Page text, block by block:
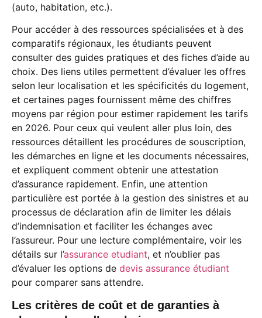
(auto, habitation, etc.).
Pour accéder à des ressources spécialisées et à des
comparatifs régionaux, les étudiants peuvent
consulter des guides pratiques et des fiches d’aide au
choix. Des liens utiles permettent d’évaluer les offres
selon leur localisation et les spécificités du logement,
et certaines pages fournissent même des chiffres
moyens par région pour estimer rapidement les tarifs
en 2026. Pour ceux qui veulent aller plus loin, des
ressources détaillent les procédures de souscription,
les démarches en ligne et les documents nécessaires,
et expliquent comment obtenir une attestation
d’assurance rapidement. Enfin, une attention
particulière est portée à la gestion des sinistres et au
processus de déclaration afin de limiter les délais
d’indemnisation et faciliter les échanges avec
l’assureur. Pour une lecture complémentaire, voir les
détails sur l’assurance etudiant, et n’oublier pas
d’évaluer les options de devis assurance étudiant
pour comparer sans attendre.
Les critères de coût et de garanties à